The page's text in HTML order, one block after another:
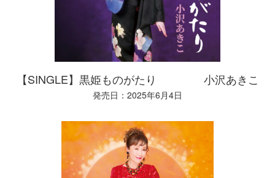
【SINGLE】黒姫ものがたり 小沢あきこ
発売日：2025年6月4日